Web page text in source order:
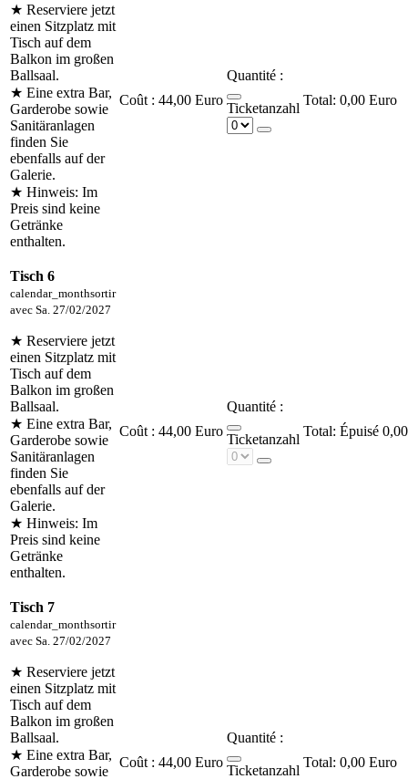
★ Reserviere jetzt
einen Sitzplatz mit
Tisch auf dem
Balkon im großen
Ballsaal.
★ Eine extra Bar,
Garderobe sowie
Sanitäranlagen
finden Sie
ebenfalls auf der
Galerie.
★ Hinweis: Im
Preis sind keine
Getränke
enthalten.
Coût : 44,00 Euro
Quantité :
Ticketanzahl
0,00 Euro
Tisch 6
calendar_monthsortir
avec Sa. 27/02/2027
★ Reserviere jetzt
einen Sitzplatz mit
Tisch auf dem
Balkon im großen
Ballsaal.
★ Eine extra Bar,
Garderobe sowie
Sanitäranlagen
finden Sie
ebenfalls auf der
Galerie.
★ Hinweis: Im
Preis sind keine
Getränke
enthalten.
Coût : 44,00 Euro
Quantité :
Ticketanzahl
Épuisé
Tisch 7
calendar_monthsortir
avec Sa. 27/02/2027
★ Reserviere jetzt
einen Sitzplatz mit
Tisch auf dem
Balkon im großen
Ballsaal.
★ Eine extra Bar,
Garderobe sowie
Coût : 44,00 Euro
Quantité :
Ticketanzahl
0,00 Euro